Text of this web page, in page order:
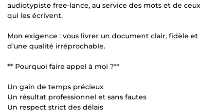
audiotypiste free-lance, au service des mots et de ceux
qui les écrivent.
Mon exigence : vous livrer un document clair, fidèle et
d’une qualité irréprochable.
** Pourquoi faire appel à moi ?**
Un gain de temps précieux
Un résultat professionnel et sans fautes
Un respect strict des délais